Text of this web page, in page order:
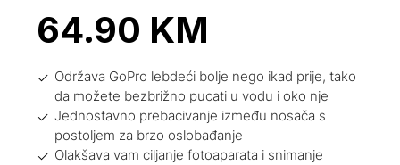
64.90 KM
Održava GoPro lebdeći bolje nego ikad prije, tako
da možete bezbrižno pucati u vodu i oko nje
Jednostavno prebacivanje između nosača s
postoljem za brzo oslobađanje
Olakšava vam ciljanje fotoaparata i snimanje